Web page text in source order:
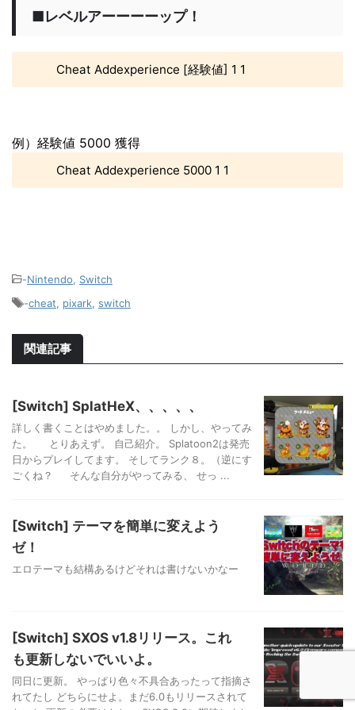
■レベルアーーーーップ！
Cheat Addexperience [経験値] 1 1
例）経験値 5000 獲得
Cheat Addexperience 5000 1 1
-Nintendo, Switch
-cheat, pixark, switch
関連記事
[Switch] SplatHeX、、、、、
詳しく書くことはやめました。。 しかし、やってみ
た。 とりあえず。 自己紹介。 Splatoon2は発売
日からプレイしてます。 そしてランク８。（逆にす
ごくね？ そんな自分がやってみる、 せっ ...
[Switch] テーマを簡単に変えよう
ゼ！
エロテーマも結構あるけどそれは書けないかなー
[Switch] SXOS v1.8リリース。これ
も更新しないでいいよ。
同日に更新。 やっぱり色々不具合あったって指摘さ
れてたし どちらにせよ。まだ6.0もリリースされて